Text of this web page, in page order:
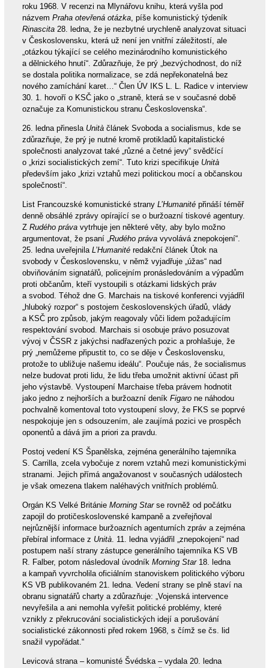
roku 1968. V recenzi na Mlynářovu knihu, která vyšla pod
názvem Praha otevřená otázka, píše komunistický týdeník
Rinascita28. ledna, že je nezbytné urychleně analyzovat situaci
v Československu, která už není jen vnitřní záležitostí, ale
„otázkou týkající se celého mezinárodního komunistického
a dělnického hnutí“. Zdůrazňuje, že prý „bezvýchodnost, do níž
se dostala politika normalizace, se zdá nepřekonatelná bez
nového zamíchání karet…“ Člen ÚV IKS L. L. Radice v interview
30. 1. hovoří o KSČ jako o „straně, která se v současné době
označuje za Komunistickou stranu Československa“.
26. ledna přinesla Unitàčlánek Svoboda a socialismus, kde se
zdůrazňuje, že prý je nutné kromě protikladů kapitalistické
společnosti analyzovat také „různé a četné jevy“ svědčící
o „krizi socialistických zemí“. Tuto krizi specifikuje Unità
především jako „krizi vztahů mezi politickou mocí a občanskou
společností“.
List Francouzské komunistické strany L’Humanitépřináší téměř
denně obsáhlé zprávy opírající se o buržoazní tiskové agentury.
Z Rudého právavytrhuje jen některé věty, aby bylo možno
argumentovat, že psaní „ Rudého právavyvolává znepokojení“.
25. ledna uveřejnila L’Humanitéredakční článek Útok na
svobody v Československu, v němž vyjadřuje „úžas“ nad
obviňováním signatářů, policejním pronásledováním a výpadům
proti občanům, kteří vystoupili s otázkami lidských práv
a svobod. Téhož dne G. Marchais na tiskové konferenci vyjádřil
„hluboký rozpor“ s postojem československých úřadů, vlády
a KSČ pro způsob, jakým reagovaly vůči lidem požadujícím
respektování svobod. Marchais si osobuje právo posuzovat
vývoj v ČSSR z jakýchsi nadřazených pozic a prohlašuje, že
prý „nemůžeme připustit to, co se děje v Československu,
protože to ubližuje našemu ideálu“. Poučuje nás, že socialismus
nelze budovat proti lidu, že lidu třeba umožnit aktivní účast při
jeho výstavbě. Vystoupení Marchaise třeba právem hodnotit
jako jedno z nejhorších a buržoazní deník Figarone náhodou
pochvalně komentoval toto vystoupení slovy, že FKS se poprvé
nespokojuje jen s odsouzením, ale zaujímá pozici ve prospěch
oponentů a dává jim a priori za pravdu.
Postoj vedení KS Španělska, zejména generálního tajemníka
S. Carrilla, zcela vybočuje z norem vztahů mezi komunistickými
stranami. Jejich přímá angažovanost v současných událostech
je však omezena tlakem naléhavých vnitřních problémů.
Orgán KS Velké Británie Morning Starse rovněž od počátku
zapojil do protičeskoslovenské kampaně a zveřejňoval
nejrůznější informace buržoazních agenturních zpráv a zejména
přebíral informace z Unità. 11. ledna vyjádřil „znepokojení“ nad
postupem naší strany zástupce generálního tajemníka KS VB
R. Falber, potom následoval úvodník Morning Star18. ledna
a kampaň vyvrcholila oficiálním stanoviskem politického výboru
KS VB publikovaném 21. ledna. Vedení strany se plně staví na
obranu signatářů charty a zdůrazňuje: „Vojenská intervence
nevyřešila a ani nemohla vyřešit politické problémy, které
vznikly z překrucování socialistických idejí a porušování
socialistické zákonnosti před rokem 1968, s čímž se čs. lid
snažil vypořádat.“
Levicová strana – komunisté Švédska – vydala 20. ledna